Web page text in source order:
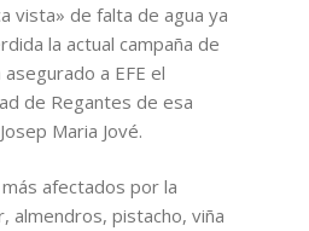
vista» de falta de agua ya
la actual campaña de
a EFE el
de Regantes de esa
Maria Jové.
afectados por la
almendros, pistacho, viña